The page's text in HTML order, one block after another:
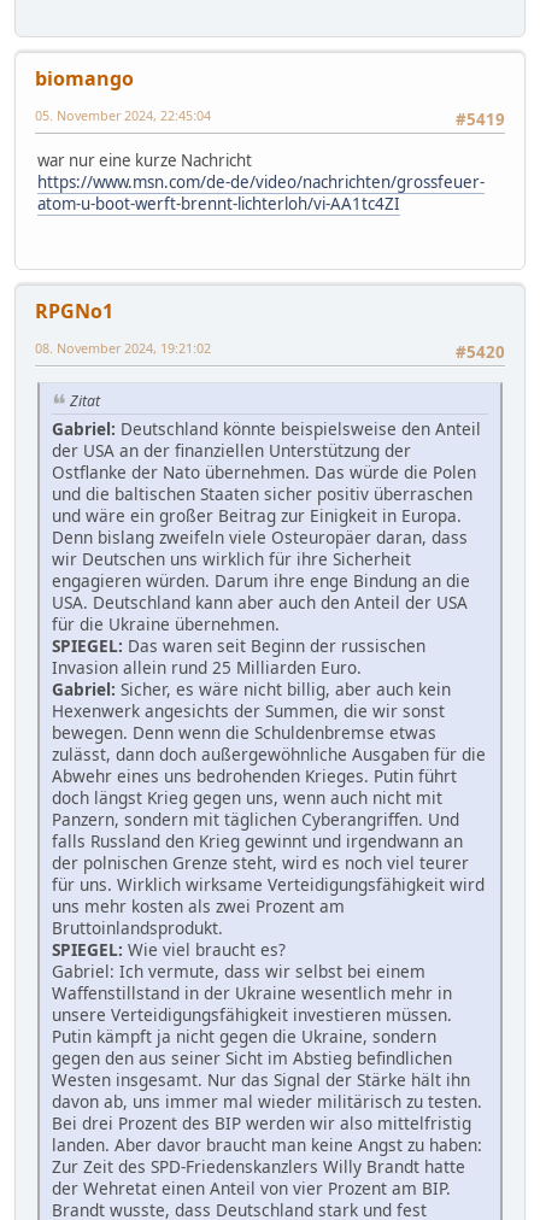
biomango
#5419
05. November 2024, 22:45:04
war nur eine kurze Nachricht
https://www.msn.com/de-de/video/nachrichten/grossfeuer-
atom-u-boot-werft-brennt-lichterloh/vi-AA1tc4ZI
RPGNo1
#5420
08. November 2024, 19:21:02
Zitat
Gabriel: Deutschland könnte beispielsweise den Anteil
der USA an der finanziellen Unterstützung der
Ostflanke der Nato übernehmen. Das würde die Polen
und die baltischen Staaten sicher positiv überraschen
und wäre ein großer Beitrag zur Einigkeit in Europa.
Denn bislang zweifeln viele Osteuropäer daran, dass
wir Deutschen uns wirklich für ihre Sicherheit
engagieren würden. Darum ihre enge Bindung an die
USA. Deutschland kann aber auch den Anteil der USA
für die Ukraine übernehmen.
SPIEGEL: Das waren seit Beginn der russischen
Invasion allein rund 25 Milliarden Euro.
Gabriel: Sicher, es wäre nicht billig, aber auch kein
Hexenwerk angesichts der Summen, die wir sonst
bewegen. Denn wenn die Schuldenbremse etwas
zulässt, dann doch außergewöhnliche Ausgaben für die
Abwehr eines uns bedrohenden Krieges. Putin führt
doch längst Krieg gegen uns, wenn auch nicht mit
Panzern, sondern mit täglichen Cyberangriffen. Und
falls Russland den Krieg gewinnt und irgendwann an
der polnischen Grenze steht, wird es noch viel teurer
für uns. Wirklich wirksame Verteidigungsfähigkeit wird
uns mehr kosten als zwei Prozent am
Bruttoinlandsprodukt.
SPIEGEL: Wie viel braucht es?
Gabriel: Ich vermute, dass wir selbst bei einem
Waffenstillstand in der Ukraine wesentlich mehr in
unsere Verteidigungsfähigkeit investieren müssen.
Putin kämpft ja nicht gegen die Ukraine, sondern
gegen den aus seiner Sicht im Abstieg befindlichen
Westen insgesamt. Nur das Signal der Stärke hält ihn
davon ab, uns immer mal wieder militärisch zu testen.
Bei drei Prozent des BIP werden wir also mittelfristig
landen. Aber davor braucht man keine Angst zu haben:
Zur Zeit des SPD-Friedenskanzlers Willy Brandt hatte
der Wehretat einen Anteil von vier Prozent am BIP.
Brandt wusste, dass Deutschland stark und fest